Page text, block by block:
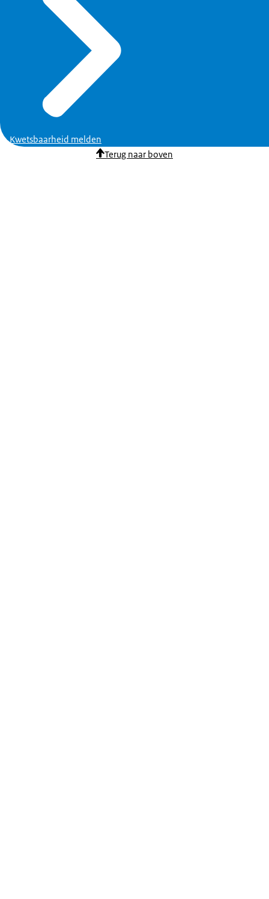
Kwetsbaarheid melden
Terug naar boven